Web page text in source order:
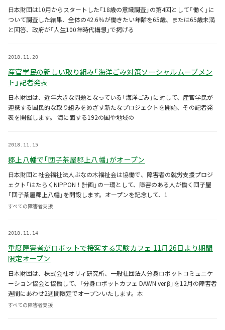
日本財団は10月からスタートした「18歳の意識調査」の第4回として「働く」に
ついて調査した結果、全体の42.6％が働きたい年齢を65歳、または65歳未満
と回答、政府が「人生100年時代構想」で掲げる
産官学民の新しい取り組み「海洋ごみ対策ソーシャルムーブメン
ト」記者発表
2018.11.20
日本財団は、近年大きな問題となっている「海洋ごみ」に対して、産官学民が
連携する国民的な取り組みをめざす新たなプロジェクトを開始、その記者発
表を開催します。 海に面する192の国や地域の
郡上八幡で「団子茶屋郡上八幡」がオープン
2018.11.15
日本財団と社会福祉法人ぶなの木福祉会は協働で、障害者の就労支援プロジ
ェクト「はたらくNIPPON！計画」の一環として、障害のある人が働く団子屋
「団子茶屋郡上八幡」を開設します。オープンを記念して、1
すべての障害者支援
重度障害者がロボットで接客する実験カフェ 11月26日より期間
限定オープン
2018.11.14
日本財団は、株式会社オリィ研究所、一般社団法人分身ロボットコミュニケ
ーション協会と協働して、「分身ロボットカフェ DAWN ver.β」を12月の障害者
週間にあわせ2週間限定でオープンいたします。本
すべての障害者支援